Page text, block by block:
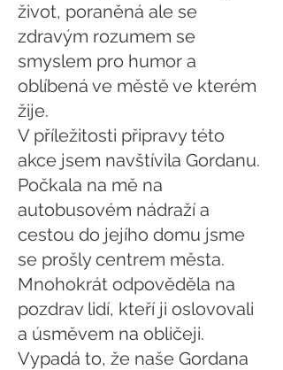
život, poraněná ale se
zdravým rozumem se
smyslem pro humor a
oblíbená ve městě ve kterém
žije.
V příležitosti připravy této
akce jsem navštívila Gordanu.
Počkala na mě na
autobusovém nádraží a
cestou do jejího domu jsme
se prošly centrem města.
Mnohokrát odpověděla na
pozdrav lidí, kteří ji oslovovali
a úsměvem na obličeji.
Vypadá to, že naše Gordana